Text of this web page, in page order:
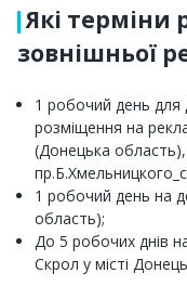
Які терміни
зовнішньої
1 робочий день для
розміщення на
(Донецька
1 робочий день на
область);
До 5 робочих днів
Скрол у місті